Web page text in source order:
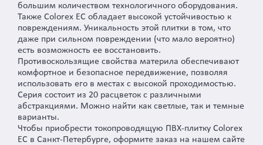
большим количеством технологичного оборудования.
Также Colorex EC обладает высокой устойчивостью к
повреждениям. Уникальность этой плитки в том, что
даже при сильном повреждении (что мало вероятно)
есть возможность ее восстановить.
Противоскользящие свойства материла обеспечивают
комфортное и безопасное передвижение, позволяя
использовать его в местах с высокой проходимостью.
Серия состоит из 20 расцветок с различными
абстракциями. Можно найти как светлые, так и темные
варианты.
Чтобы приобрести токопроводящую ПВХ-плитку Colorex
EC в Санкт-Петербурге, оформите заказ на нашем сайте